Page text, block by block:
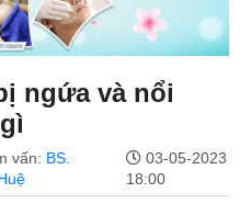
ngứa và nổi
vấn: BS.
03-05-2023
18:00